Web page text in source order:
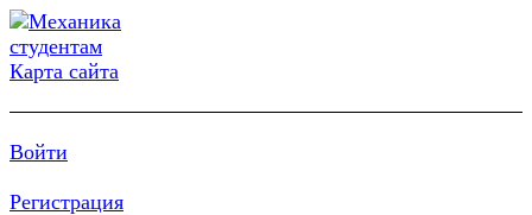
Карта сайта
Войти
Регистрация